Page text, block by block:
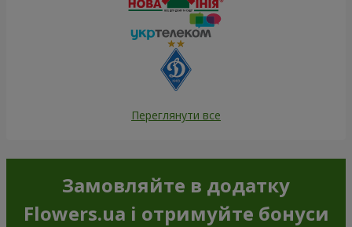
Переглянути все
Замовляйте в додатку
Flowers.ua і отримуйте бонуси